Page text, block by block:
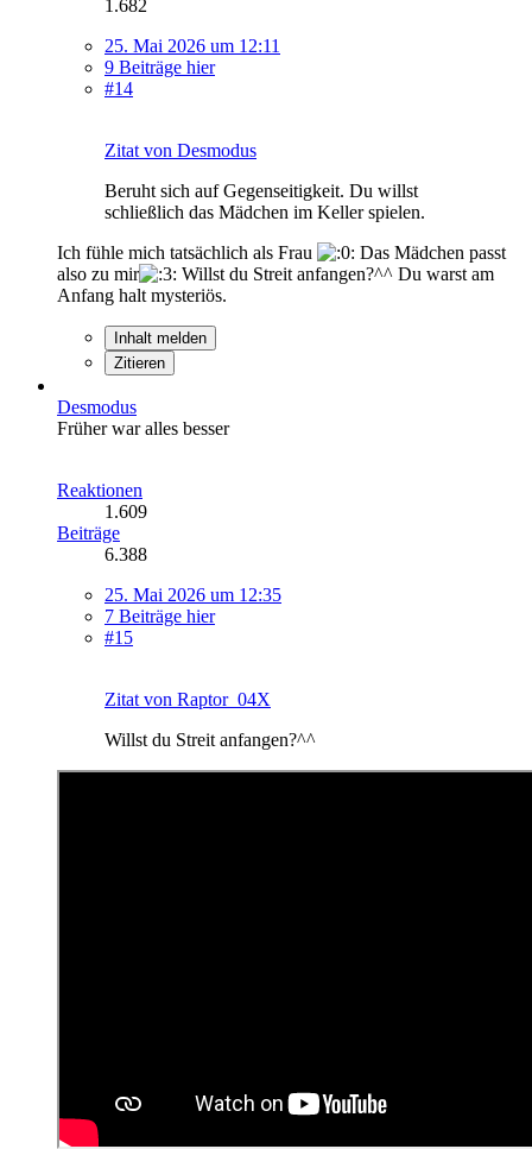
1.682
25. Mai 2026 um 12:11
9 Beiträge hier
#14
Zitat von Desmodus
Beruht sich auf Gegenseitigkeit. Du willst
schließlich das Mädchen im Keller spielen.
Ich fühle mich tatsächlich als Frau
Das Mädchen passt
also zu mir
Willst du Streit anfangen?^^ Du warst am
Anfang halt mysteriös.
Inhalt melden
Zitieren
Desmodus
Früher war alles besser
Reaktionen
1.609
Beiträge
6.388
25. Mai 2026 um 12:35
7 Beiträge hier
#15
Zitat von Raptor_04X
Willst du Streit anfangen?^^